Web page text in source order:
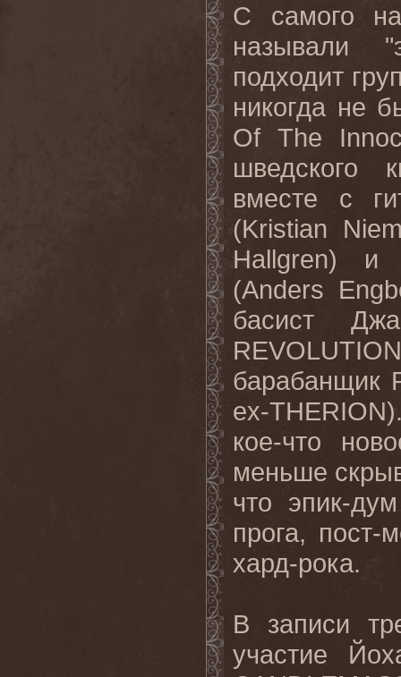
С самого
называли
подходит
никогда не
Of The
шведского
вместе с
(Kristian
Hallgren) и
(Anders
басист
барабанщик
ex-
кое-что
меньше
что эпик-
прога, пост-
хард-рока.
В записи
участие